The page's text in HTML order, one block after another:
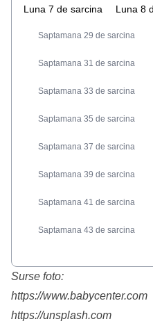
Luna 7 de sarcina Luna 8
Saptamana 29 de sarcina
Saptamana 31 de sarcina
Saptamana 33 de sarcina
Saptamana 35 de sarcina
Saptamana 37 de sarcina
Saptamana 39 de sarcina
Saptamana 41 de sarcina
Saptamana 43 de sarcina
Surse foto:
https://www.babycenter.com
https://unsplash.com